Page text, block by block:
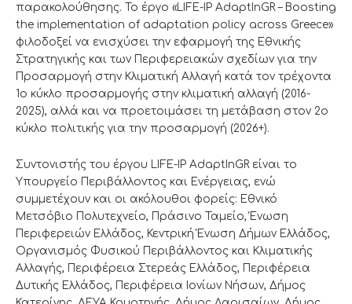
παρακολούθησης. Το έργο «LIFE-IP AdaptInGR – Boosting
the implementation of adaptation policy across Greece»
φιλοδοξεί να ενισχύσει την εφαρμογή της Εθνικής
Στρατηγικής και των Περιφερειακών σχεδίων για την
Προσαρμογή στην Κλιματική Αλλαγή κατά τον τρέχοντα
1ο κύκλο προσαρμογής στην κλιματική αλλαγή (2016-
2025), αλλά και να προετοιμάσει τη μετάβαση στον 2ο
κύκλο πολιτικής για την προσαρμογή (2026+).
Συντονιστής του έργου LIFE-IP AdaptInGR είναι το
Υπουργείο Περιβάλλοντος και Ενέργειας, ενώ
συμμετέχουν και οι ακόλουθοι φορείς: Εθνικό
Μετσόβιο Πολυτεχνείο, Πράσινο Ταμείο, Ένωση
Περιφερειών Ελλάδος, Κεντρική Ένωση Δήμων Ελλάδος,
Οργανισμός Φυσικού Περιβάλλοντος και Κλιματικής
Αλλαγής, Περιφέρεια Στερεάς Ελλάδος, Περιφέρεια
Δυτικής Ελλάδος, Περιφέρεια Ιονίων Νήσων, Δήμος